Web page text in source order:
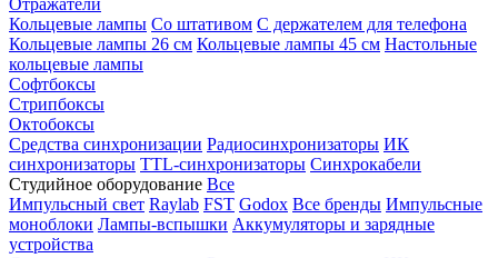
Отражатели
Кольцевые лампы Со штативом С держателем для телефона
Кольцевые лампы 26 см Кольцевые лампы 45 см Настольные
кольцевые лампы
Софтбоксы
Стрипбоксы
Октобоксы
Средства синхронизации Радиосинхронизаторы ИК
синхронизаторы TTL-синхронизаторы Синхрокабели
Студийное оборудование Все
Импульсный свет Raylab FST Godox Все бренды Импульсные
моноблоки Лампы-вспышки Аккумуляторы и зарядные
устройства